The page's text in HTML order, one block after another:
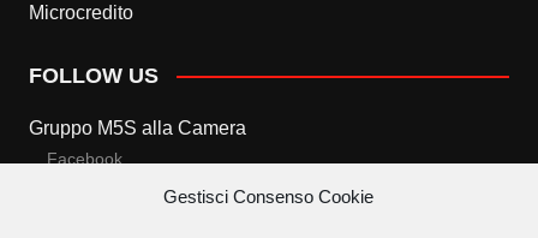
Gestisci Consenso Cookie
Microcredito
FOLLOW US
Gruppo M5S alla Camera
Facebook